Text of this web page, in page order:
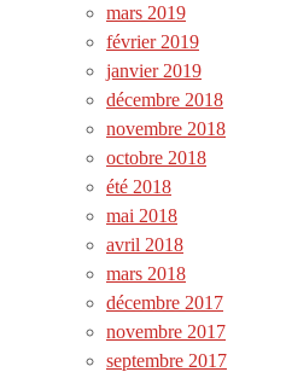
mars 2019
février 2019
janvier 2019
décembre 2018
novembre 2018
octobre 2018
été 2018
mai 2018
avril 2018
mars 2018
décembre 2017
novembre 2017
septembre 2017